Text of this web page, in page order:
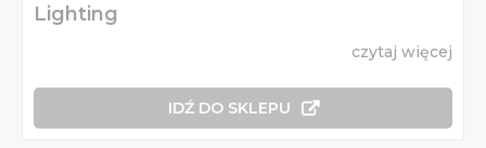
Lighting
czytaj więcej
IDŹ DO SKLEPU